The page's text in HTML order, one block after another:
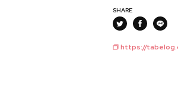
SHARE
https://